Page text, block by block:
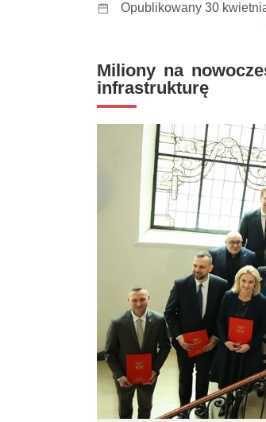
Opublikowany 30
Miliony na
infrastrukturę